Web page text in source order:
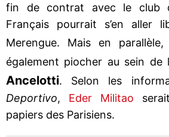
fin de contrat avec le club
Français pourrait s’en aller
Merengue. Mais en
également piocher au sein de
Ancelotti. Selon les
Deportivo, Eder Militao
papiers des Parisiens.